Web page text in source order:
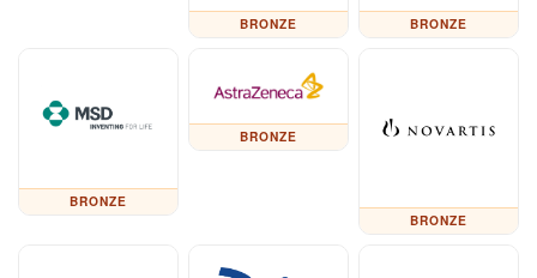
BRONZE BRONZE
BRONZE
BRONZE
BRONZE